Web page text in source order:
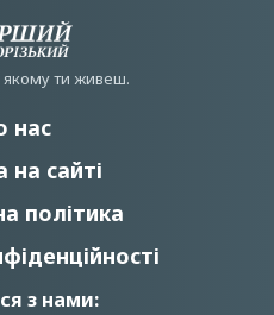
ти живеш.
нас
на сайті
політика
з нами: